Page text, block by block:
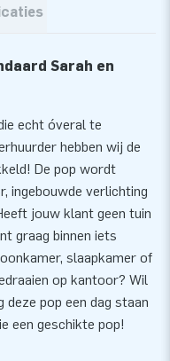
Sarah en
echt óveral te
hebben wij de
De pop wordt
ingebouwde verlichting
jouw klant geen tuin
graag binnen iets
slaapkamer of
op kantoor? Wil
pop een dag staan
een geschikte pop!